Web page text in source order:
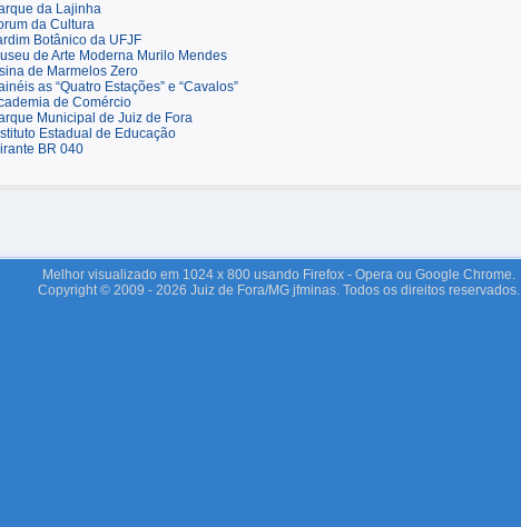
da Lajinha
da Cultura
Botânico da UFJF
de Arte Moderna Murilo Mendes
de Marmelos Zero
as “Quatro Estações” e “Cavalos”
de Comércio
Municipal de Juiz de Fora
Estadual de Educação
BR 040
Melhor visualizado em 1024 x 800 usando Firefox - Opera ou Google Chrome.
Copyright © 2009 - 2026 Juiz de Fora/MG jfminas. Todos os direitos reservados.